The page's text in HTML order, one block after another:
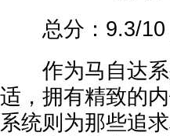
总分：9.3/10 |
作为马自达系
适，拥有精致的
系统则为那些追